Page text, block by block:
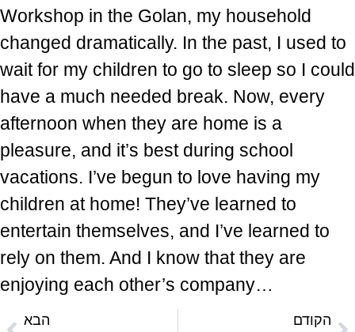
Workshop in the Golan, my household
changed dramatically. In the past, I used to
wait for my children to go to sleep so I could
have a much needed break. Now, every
afternoon when they are home is a
pleasure, and it’s best during school
vacations. I’ve begun to love having my
children at home! They’ve learned to
entertain themselves, and I’ve learned to
rely on them. And I know that they are
enjoying each other’s company…
הקודם הבא